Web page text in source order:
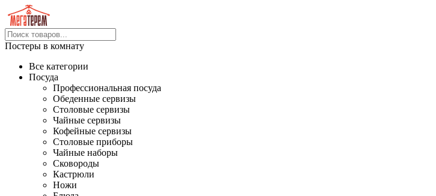
Постеры в комнату
Все категории
Посуда
Профессиональная посуда
Обеденные сервизы
Столовые сервизы
Чайные сервизы
Кофейные сервизы
Столовые приборы
Чайные наборы
Сковороды
Кастрюли
Ножи